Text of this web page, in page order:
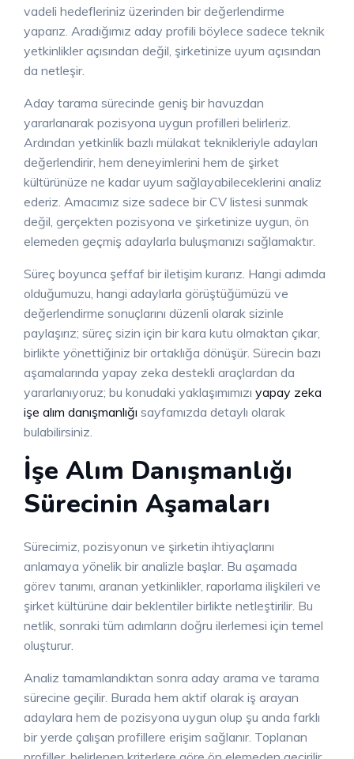
vadeli hedefleriniz üzerinden bir değerlendirme
yaparız. Aradığımız aday profili böylece sadece teknik
yetkinlikler açısından değil, şirketinize uyum açısından
da netleşir.
Aday tarama sürecinde geniş bir havuzdan
yararlanarak pozisyona uygun profilleri belirleriz.
Ardından yetkinlik bazlı mülakat teknikleriyle adayları
değerlendirir, hem deneyimlerini hem de şirket
kültürünüze ne kadar uyum sağlayabileceklerini analiz
ederiz. Amacımız size sadece bir CV listesi sunmak
değil, gerçekten pozisyona ve şirketinize uygun, ön
elemeden geçmiş adaylarla buluşmanızı sağlamaktır.
Süreç boyunca şeffaf bir iletişim kurarız. Hangi adımda
olduğumuzu, hangi adaylarla görüştüğümüzü ve
değerlendirme sonuçlarını düzenli olarak sizinle
paylaşırız; süreç sizin için bir kara kutu olmaktan çıkar,
birlikte yönettiğiniz bir ortaklığa dönüşür. Sürecin bazı
aşamalarında yapay zeka destekli araçlardan da
yararlanıyoruz; bu konudaki yaklaşımımızı yapay zeka
işe alım danışmanlığı sayfamızda detaylı olarak
bulabilirsiniz.
İşe Alım Danışmanlığı
Sürecinin Aşamaları
Sürecimiz, pozisyonun ve şirketin ihtiyaçlarını
anlamaya yönelik bir analizle başlar. Bu aşamada
görev tanımı, aranan yetkinlikler, raporlama ilişkileri ve
şirket kültürüne dair beklentiler birlikte netleştirilir. Bu
netlik, sonraki tüm adımların doğru ilerlemesi için temel
oluşturur.
Analiz tamamlandıktan sonra aday arama ve tarama
sürecine geçilir. Burada hem aktif olarak iş arayan
adaylara hem de pozisyona uygun olup şu anda farklı
bir yerde çalışan profillere erişim sağlanır. Toplanan